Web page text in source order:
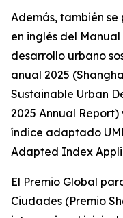
Además, también se
en inglés del
desarrollo urbano
anual 2025
Sustainable Urban
2025 Annual
índice adaptado
Adapted Index
El Premio Global
Ciudades (Premio